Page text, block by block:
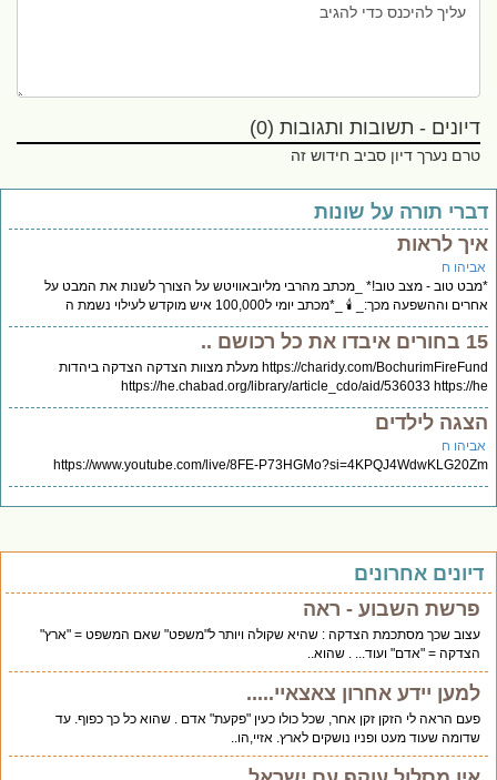
דיונים - תשובות ותגובות (0)
טרם נערך דיון סביב חידוש זה
תורה על שונות
לראות
ח
טוב - מצב טוב!* _מכתב מהרבי מליובאוויטש על הצורך לשנות את המבט על
וההשפעה מכך:_ 🕯️ _*מכתב יומי ל100,000 איש מוקדש לעילוי נשמת ה
את כל רכושם ..
https://charidy.com/BochurimFireFund מעלת מצוות הצדקה הצדקה ביהדות
https://he.chabad.org/library/article_cdo/aid/536033 https://
לילדים
ח
https://www.youtube.com/live/8FE-
אחרונים
פרשת השבוע - ראה
עצוב שכך מסתכמת הצדקה : שהיא שקולה ויותר ל"משפט" שאם המשפט = "ארץ"
הצדקה = "אדם" ועוד... . שהוא..
למען יידע אחרון צאצאיי.....
פעם הראה לי הזקן זקן אחר, שכל כולו כעין "פקעת" אדם . שהוא כל כך כפוף. עד
שדומה שעוד מעט ופניו נושקים לארץ. אזיי,הו..